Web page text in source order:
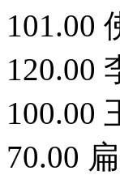
101.00
120.00
100.00
70.00